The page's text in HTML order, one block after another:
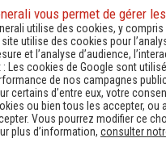
vous permet de gérer
utilise des cookies, y
site utilise des cookies pour
et l’analyse d’audience,
:
Les cookies de Google sont
de nos campagnes
certains d’entre eux, votre
ou bien tous les accepter, ou
Vous pourrez modifier ce
plus d’information, consulter